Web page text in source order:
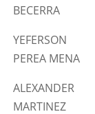
BECERRA
YEFERSON
PEREA MENA
ALEXANDER
MARTINEZ